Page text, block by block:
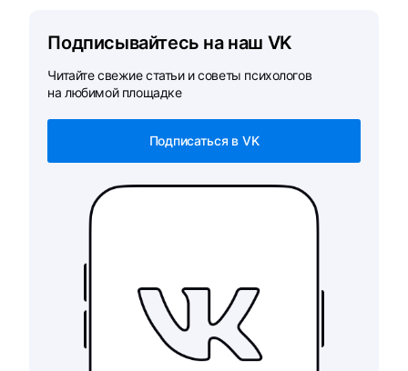
Подписывайтесь на наш VK
Читайте свежие статьи и советы психологов
на любимой площадке
Подписаться в VK